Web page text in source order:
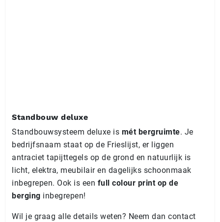
Standbouw deluxe
Standbouwsysteem deluxe is mét bergruimte. Je
bedrijfsnaam staat op de Frieslijst, er liggen
antraciet tapijttegels op de grond en natuurlijk is
licht, elektra, meubilair en dagelijks schoonmaak
inbegrepen. Ook is een full colour print op de
berging inbegrepen!
Wil je graag alle details weten? Neem dan contact